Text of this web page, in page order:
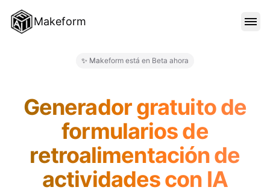
Makeform
PRECIOS
✨ Makeform está en Beta ahora
Generador gratuito de
formularios de
retroalimentación de
actividades con IA